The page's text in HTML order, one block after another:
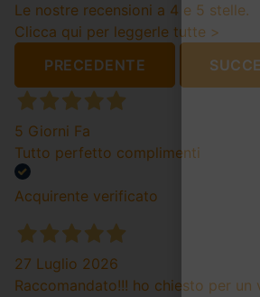
Le nostre recensioni a 4 e 5 stelle.
Clicca qui per leggerle tutte >
PRECEDENTE
5 Giorni Fa
Tutto perfetto complimenti
Acquirente verificato
27 Luglio 2026
Raccomandato!!! ho chiesto per